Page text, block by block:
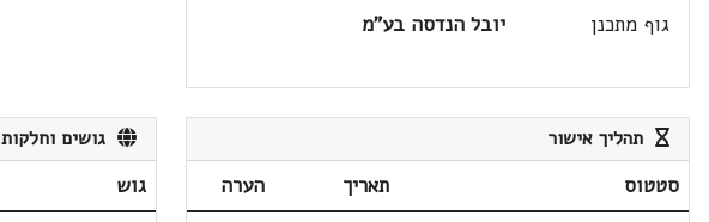
גוף מתכנן
יובל הנדסה בע"מ
תהליך אישור
סטטוס תאריך
הערה
גושים וחלקות
גוש